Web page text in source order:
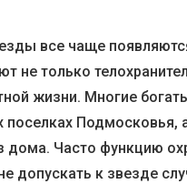
все чаще
не только
жизни. Многие
Подмосковья,
дома. Часто функцию
допускать к звезде